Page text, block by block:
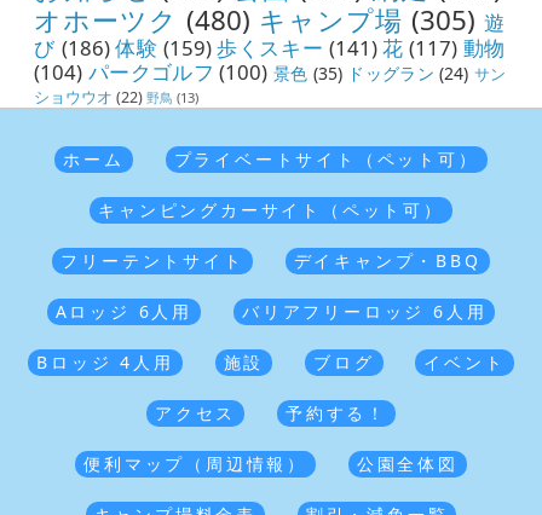
オホーツク (480) キャンプ場 (305) 遊
び (186)体験 (159)歩くスキー (141)花 (117) 動物
(104) パークゴルフ (100) 景色 (35) ドッグラン (24) サン
ショウウオ (22) 野鳥 (13)
ホーム プライベートサイト（ペット可）
キャンピングカーサイト（ペット可）
フリーテントサイト デイキャンプ・BBQ
Aロッジ 6人用 バリアフリーロッジ 6人用
Bロッジ 4人用 施設 ブログ イベント
アクセス 予約する！
便利マップ（周辺情報） 公園全体図